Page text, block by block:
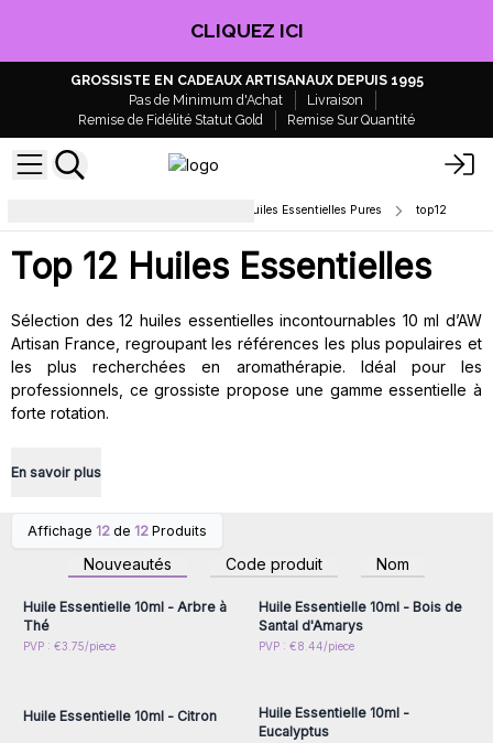
CLIQUEZ ICI
GROSSISTE EN CADEAUX ARTISANAUX DEPUIS 1995
Pas de Minimum d'Achat
Livraison
Remise de Fidélité Statut Gold
Remise Sur Quantité
Aromathérapie Professionnelle : Huiles Essentielles Pures top12
Top 12 Huiles Essentielles
Sélection des 12 huiles essentielles incontournables 10 ml d’AW
Artisan France, regroupant les références les plus populaires et
les plus recherchées en aromathérapie. Idéal pour les
professionnels, ce grossiste propose une gamme essentielle à
forte rotation.
En savoir plus
Affichage 12 de 12 Produits
Nouveautés Code produit Nom
Connectez-vous ou
inscrivez-vous pour
accéder aux prix de gros
Huile Essentielle 10ml - Arbre à
Thé
PVP : €3.75/piece
inscrivez-vous pour
accéder aux prix de gros
Huile Essentielle 10ml - Bois de
Santal d'Amarys
PVP : €8.44/piece
Connectez-vous ou
Huile Essentielle 10ml - Citron
Connectez-vous ou
Huile Essentielle 10ml -
Eucalyptus